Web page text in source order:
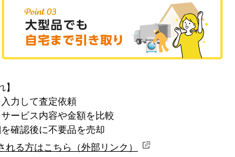
】
力して査定依頼
ービス内容や金額を比較
確認後に不要品を売却
れる方はこちら（外部リンク）